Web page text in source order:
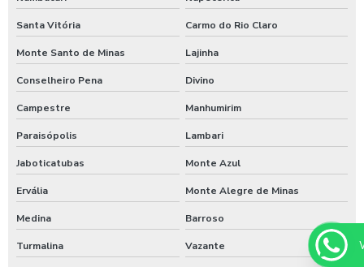
Tarifador para calibrador
Tarifador para calibrador com fichas
Tarifador para calibrador com moedas
Tarifador para calibrador com pix
Temporizador de banho com pix
Temporizador de chuveiro com ficha
Temporizador de chuveiros
Temporizador para chuveiros pagamento pix
Santa Vitória Carmo do Rio Claro
Monte Santo de Minas Lajinha
Conselheiro Pena Divino
Campestre Manhumirim
Paraisópolis Lambari
Jaboticatubas Monte Azul
Ervália Monte Alegre de Minas
Medina Barroso
Turmalina Vazante